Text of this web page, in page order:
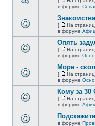
непрочитанных
сообщений.
этой
непрочитанных
сообщений.
На
страницу
в форуме
этой
непрочитанных
сообщений.
[
На
страницу
На
в форуме
этой
непрочитанных
сообщений.
Опять
[
На
страницу
На
в форуме
этой
непрочитанных
сообщений.
Море -
[
На
страницу
На
в форуме
этой
Кому за 30
[
На
страницу
На
в форуме
в форуме